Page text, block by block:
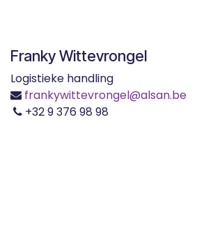
Franky Wittevrongel
Logistieke handling
frankywittevrongel@alsan.be
+32 9 376 98 98